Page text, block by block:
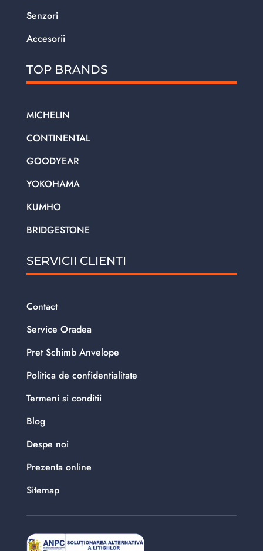
Senzori
Accesorii
TOP BRANDS
MICHELIN
CONTINENTAL
GOODYEAR
YOKOHAMA
KUMHO
BRIDGESTONE
SERVICII CLIENTI
Contact
Service Oradea
Pret Schimb Anvelope
Politica de confidentialitate
Termeni si conditii
Blog
Despe noi
Prezenta online
Sitemap